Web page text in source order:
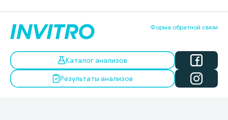
Форма обратной связи
Каталог анализов
Результаты анализов